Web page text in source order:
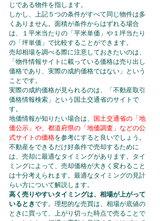
じである物件を指します。
しかし、上記５つの条件がすべて同じ物件は多
くありません。面積が条件からはずれる場合
は、１平米当たりの「平米単価」や１坪当たり
の「坪単価」で比較することができます。
売却相場を調べる際に注意しておきたいのは、
「物件情報サイトに載っている価格は売り出し
価格であり、実際の成約価格ではない」という
ことです。
実際の成約価格が見られるのは、「不動産取引
価格情報検索」という国土交通省のサイトで
す。
地価情報が知りたい場合は、
国土交通省の「地
価公示」や、都道府県の「地価調査」などの公
式サイトの価格を参考にすると良いでしょう。
不動産をできるだけ好条件で売却するために
は、売却に最適なタイミングがあります。タイ
ミングによって、売却価格が大きく変わること
は十分考えられます。最適なタイミングの見計
らい方について解説します。
高く売りやすいタイミングは、相場が上がって
いるときです。理想的な売買は、相場が底値の
ときに買って、上がり切った時点で売ることで